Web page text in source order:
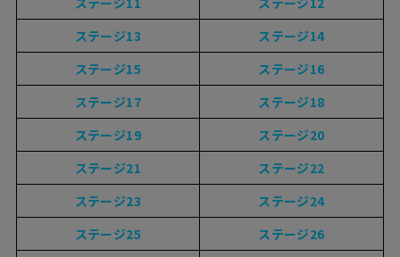
ステージ13
ステージ14
ステージ15
ステージ16
ステージ17
ステージ18
ステージ19
ステージ20
ステージ21
ステージ22
ステージ23
ステージ24
ステージ25
ステージ26